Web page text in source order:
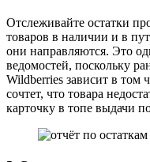
Отслеживайте остатки
товаров в наличии и в
они направляются. Это
ведомостей, поскольку
Wildberries зависит в том
сочтет, что товара
карточку в топе выдачи